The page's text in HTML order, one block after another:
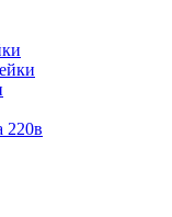
220в